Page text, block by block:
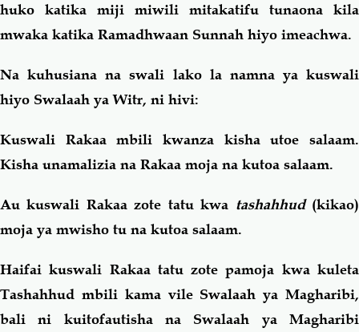
huko katika miji miwili mitakatifu tunaona kila
mwaka katika Ramadhwaan Sunnah hiyo imeachwa.
Na kuhusiana na swali lako la namna ya kuswali
hiyo Swalaah ya Witr, ni hivi:
Kuswali Rakaa mbili kwanza kisha utoe salaam.
Kisha unamalizia na Rakaa moja na kutoa salaam.
Au kuswali Rakaa zote tatu kwa tashahhud(kikao)
moja ya mwisho tu na kutoa salaam.
Haifai kuswali Rakaa tatu zote pamoja kwa kuleta
Tashahhud mbili kama vile Swalaah ya Magharibi,
bali ni kuitofautisha na Swalaah ya Magharibi